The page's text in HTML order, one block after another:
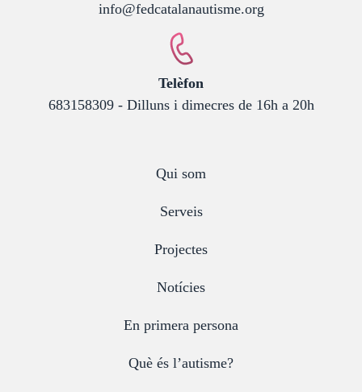
info@fedcatalanautisme.org
Telèfon
683158309 - Dilluns i dimecres de 16h a 20h
Qui som
Serveis
Projectes
Notícies
En primera persona
Què és l’autisme?